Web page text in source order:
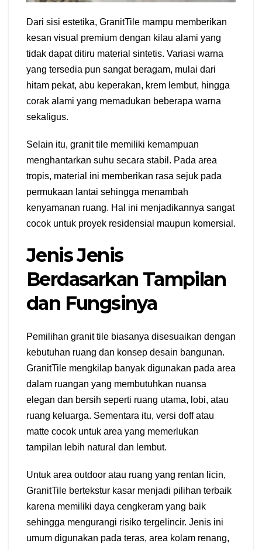
Dari sisi estetika, GranitTile mampu memberikan
kesan visual premium dengan kilau alami yang
tidak dapat ditiru material sintetis. Variasi warna
yang tersedia pun sangat beragam, mulai dari
hitam pekat, abu keperakan, krem lembut, hingga
corak alami yang memadukan beberapa warna
sekaligus.
Selain itu, granit tile memiliki kemampuan
menghantarkan suhu secara stabil. Pada area
tropis, material ini memberikan rasa sejuk pada
permukaan lantai sehingga menambah
kenyamanan ruang. Hal ini menjadikannya sangat
cocok untuk proyek residensial maupun komersial.
Jenis Jenis
Berdasarkan Tampilan
dan Fungsinya
Pemilihan granit tile biasanya disesuaikan dengan
kebutuhan ruang dan konsep desain bangunan.
GranitTile mengkilap banyak digunakan pada area
dalam ruangan yang membutuhkan nuansa
elegan dan bersih seperti ruang utama, lobi, atau
ruang keluarga. Sementara itu, versi doff atau
matte cocok untuk area yang memerlukan
tampilan lebih natural dan lembut.
Untuk area outdoor atau ruang yang rentan licin,
GranitTile bertekstur kasar menjadi pilihan terbaik
karena memiliki daya cengkeram yang baik
sehingga mengurangi risiko tergelincir. Jenis ini
umum digunakan pada teras, area kolam renang,